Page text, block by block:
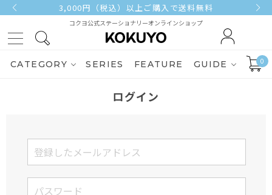
3,000円（税込）以上ご購入で送料無料
コクヨ公式ステーショナリーオンラインショップ
CATEGORY SERIES FEATURE GUIDE 0
ログイン